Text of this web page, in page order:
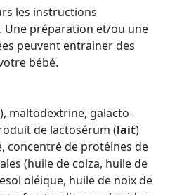
les instructions
Une préparation et/ou une
peuvent entrainer des
bébé.
), maltodextrine, galacto-
de lactosérum (lait)
concentré de protéines de
(huile de colza, huile de
oléique, huile de noix de